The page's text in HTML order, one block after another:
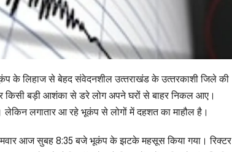
के लिहाज से बेहद संवेदनशील उत्‍तराखंड के उत्‍तरकाशी जिले की
बड़ी आशंका से डरे लोग अपने घरों से बाहर निकल आए।
लगातार आ रहे भूकंप से लोगों में दहशत का माहौल है।
आज सुबह 8:35 बजे भूकंप के झटके महसूस किया गया। रिक्टर